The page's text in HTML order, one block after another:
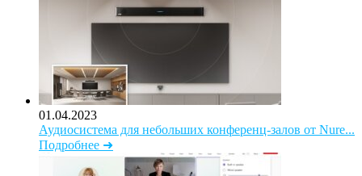
01.04.2023
Аудиосистема для небольших конференц-залов от Nure...
Подробнее ➜